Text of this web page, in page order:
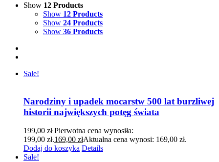
Show 12 Products
Show 12 Products
Show 24 Products
Show 36 Products
Sale!
Narodziny i upadek mocarstw 500 lat burzliwej
historii największych potęg świata
199,00zł Pierwotna cena wynosiła:
199,00 zł.169,00 złAktualna cena wynosi: 169,00 zł.
Dodaj do koszyka Details
Sale!